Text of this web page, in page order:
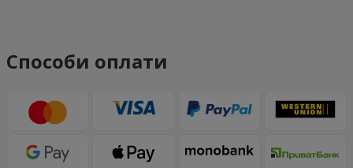
Способи оплати